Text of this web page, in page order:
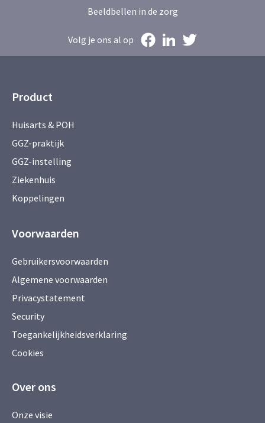
Beeldbellen in de zorg
Volg je ons al op
Product
Huisarts & POH
GGZ-praktijk
GGZ-instelling
Ziekenhuis
Koppelingen
Voorwaarden
Gebruikersvoorwaarden
Algemene voorwaarden
Privacystatement
Security
Toegankelijkheidsverklaring
Cookies
Over ons
Onze visie